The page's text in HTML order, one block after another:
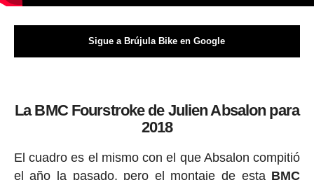
Sigue a Brújula Bike en Google
La BMC Fourstroke de Julien Absalon para
2018
El cuadro es el mismo con el que Absalon compitió
el año la pasado, pero el montaje de esta BMC